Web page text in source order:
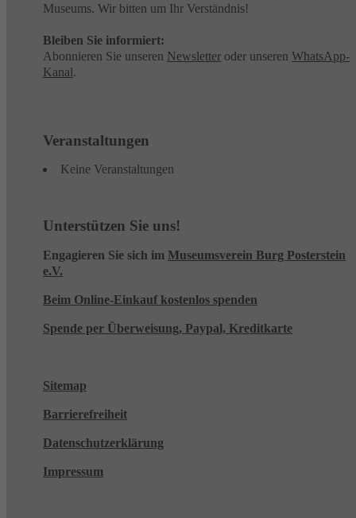
Museums. Wir bitten um Ihr Verständnis!
Bleiben Sie informiert:
Abonnieren Sie unseren Newsletter oder unseren WhatsApp-
Kanal.
Veranstaltungen
Keine Veranstaltungen
Unterstützen Sie uns!
Engagieren Sie sich im Museumsverein Burg Posterstein
e.V.
Beim Online-Einkauf kostenlos spenden
Spende per Überweisung, Paypal, Kreditkarte
Sitemap
Barrierefreiheit
Datenschutzerklärung
Impressum